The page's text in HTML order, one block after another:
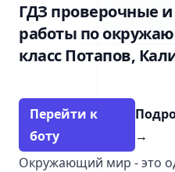
ГДЗ проверочные и
работы по
класс Потапов,
Перейти к
боту
→
Окружающий мир - это